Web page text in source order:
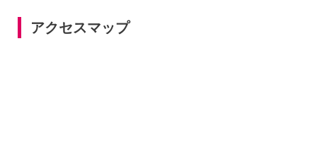
アクセスマップ